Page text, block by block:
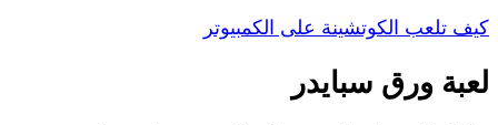
كيف تلعب الكوتشينة على الكمبيوتر
لعبة ورق سبايدر